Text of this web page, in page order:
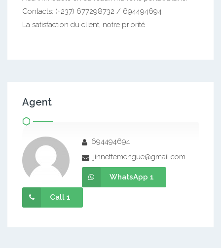
Contacts: (+237) 677298732 / 694494694
La satisfaction du client, notre priorité
Agent
694494694
jinnettemengue@gmail.com
WhatsApp 1
Call 1